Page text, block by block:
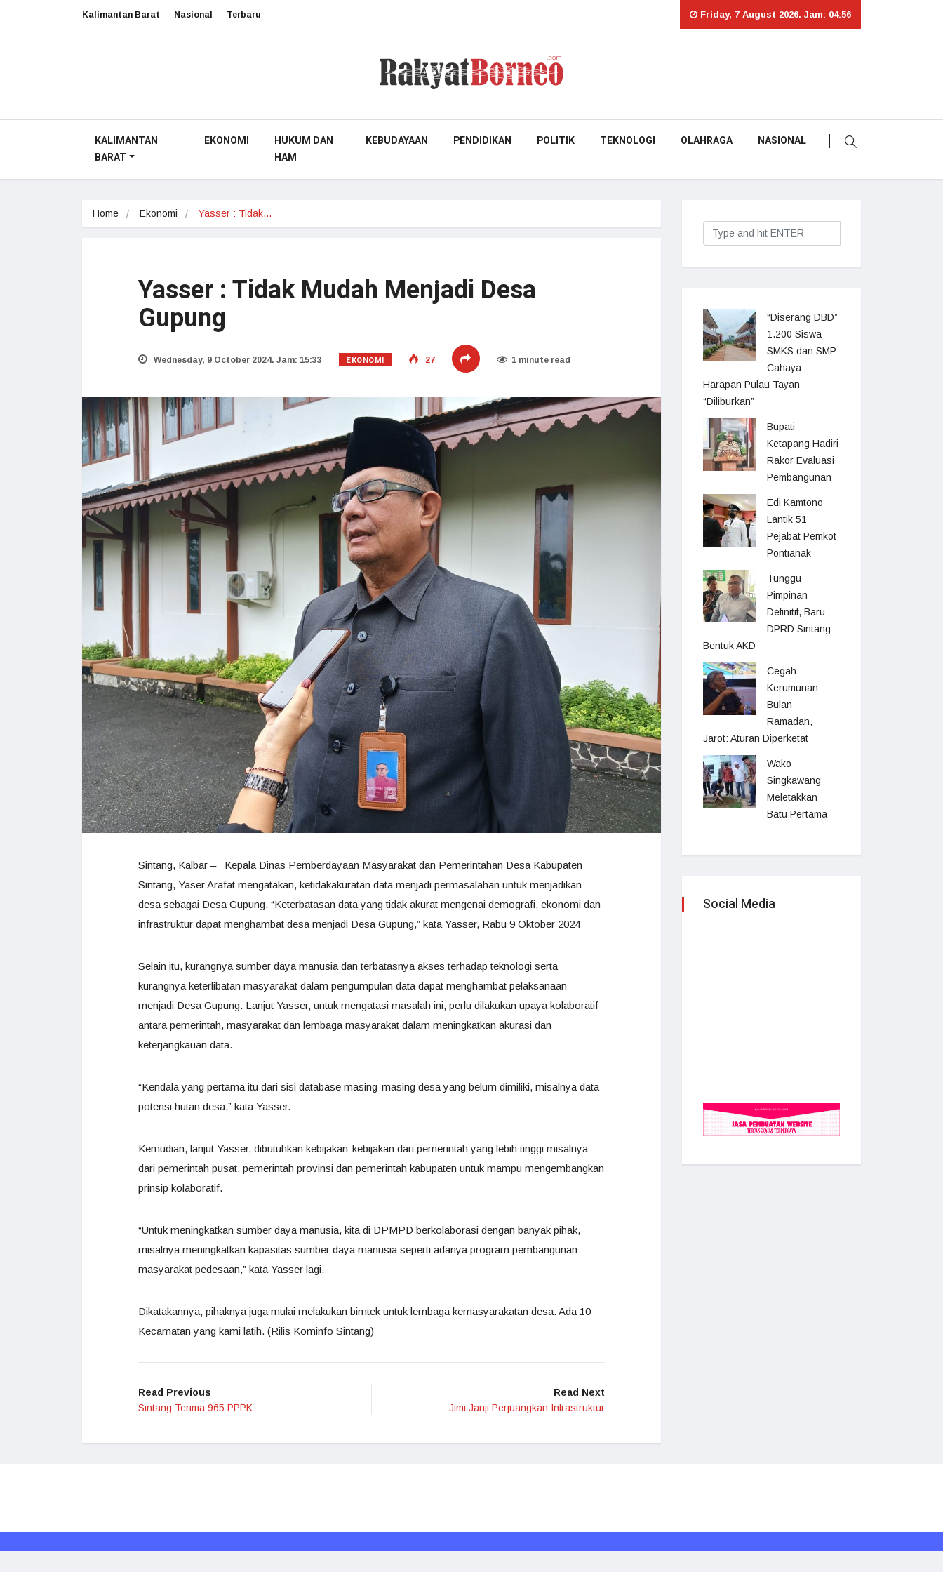
Kalimantan Barat Nasional Terbaru Friday, 7 August 2026. Jam: 04:56
KALIMANTAN
BARAT
EKONOMI
HUKUM DAN
HAM
KEBUDAYAAN PENDIDIKAN POLITIK TEKNOLOGI OLAHRAGA NASIONAL
Home Ekonomi Yasser : Tidak…
Yasser : Tidak Mudah Menjadi Desa
Gupung
Wednesday, 9 October 2024. Jam: 15:33 EKONOMI 27 1 minute read
Sintang, Kalbar – Kepala Dinas Pemberdayaan Masyarakat dan Pemerintahan Desa Kabupaten
Sintang, Yaser Arafat mengatakan, ketidakakuratan data menjadi permasalahan untuk menjadikan
desa sebagai Desa Gupung. “Keterbatasan data yang tidak akurat mengenai demografi, ekonomi dan
infrastruktur dapat menghambat desa menjadi Desa Gupung,” kata Yasser, Rabu 9 Oktober 2024
Selain itu, kurangnya sumber daya manusia dan terbatasnya akses terhadap teknologi serta
kurangnya keterlibatan masyarakat dalam pengumpulan data dapat menghambat pelaksanaan
menjadi Desa Gupung. Lanjut Yasser, untuk mengatasi masalah ini, perlu dilakukan upaya kolaboratif
antara pemerintah, masyarakat dan lembaga masyarakat dalam meningkatkan akurasi dan
keterjangkauan data.
“Kendala yang pertama itu dari sisi database masing-masing desa yang belum dimiliki, misalnya data
potensi hutan desa,” kata Yasser.
Kemudian, lanjut Yasser, dibutuhkan kebijakan-kebijakan dari pemerintah yang lebih tinggi misalnya
dari pemerintah pusat, pemerintah provinsi dan pemerintah kabupaten untuk mampu mengembangkan
prinsip kolaboratif.
“Untuk meningkatkan sumber daya manusia, kita di DPMPD berkolaborasi dengan banyak pihak,
misalnya meningkatkan kapasitas sumber daya manusia seperti adanya program pembangunan
masyarakat pedesaan,” kata Yasser lagi.
Dikatakannya, pihaknya juga mulai melakukan bimtek untuk lembaga kemasyarakatan desa. Ada 10
Kecamatan yang kami latih. (Rilis Kominfo Sintang)
Read Previous
Sintang Terima 965 PPPK
Read Next
Jimi Janji Perjuangkan Infrastruktur
“Diserang DBD”
1.200 Siswa
SMKS dan SMP
Cahaya
Harapan Pulau Tayan
“Diliburkan”
Bupati
Ketapang Hadiri
Rakor Evaluasi
Pembangunan
Edi Kamtono
Lantik 51
Pejabat Pemkot
Pontianak
Tunggu
Pimpinan
Definitif, Baru
DPRD Sintang
Bentuk AKD
Cegah
Kerumunan
Bulan
Ramadan,
Jarot: Aturan Diperketat
Wako
Singkawang
Meletakkan
Batu Pertama
Social Media